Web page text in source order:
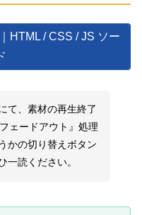
HTML / CSS / JS ソー
て、素材の再生終了
ェードアウト』処理
かの切り替えボタン
一読ください。